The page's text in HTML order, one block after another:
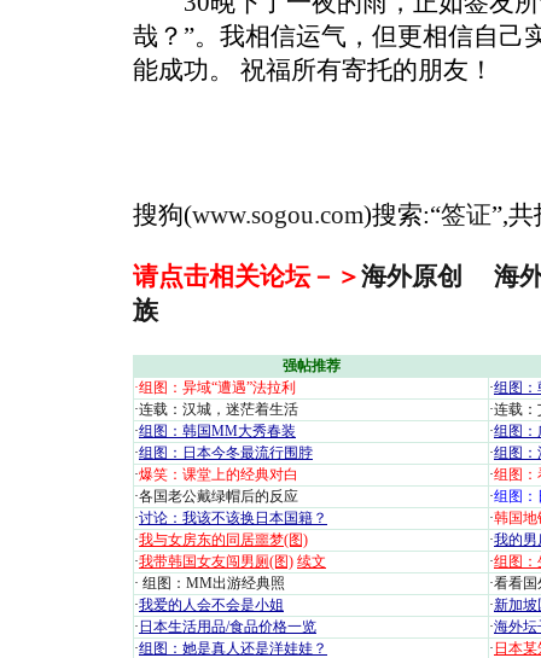
哉？”。我相信运气，但更相信自己
能成功。 祝福所有寄托的朋友！
搜狗(www.sogou.com)搜索:“签证”,
请点击相关论坛－＞海外原创
海
族
强帖推荐
·组图：异域“遭遇”法拉利 ·组图：
·连载：汉城，迷茫着生活 ·连载：
·组图：韩国MM大秀春装 ·组图：
·组图：日本今冬最流行围脖 ·组图
·爆笑：课堂上的经典对白 ·组图：
·各国老公戴绿帽后的反应 ·组图：
·讨论：我该不该换日本国籍？ ·韩国地
·我与女房东的同居噩梦(图) ·我的男
·我带韩国女友闯男厕(图) 续文 ·组图：
· 组图：MM出游经典照 ·看看国
·我爱的人会不会是小姐 ·新加坡
· 日本生活用品/食品价格一览 ·海外坛
·组图：她是真人还是洋娃娃？ · 日本